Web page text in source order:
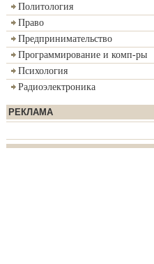
Политология
Право
Предпринимательство
Программирование и комп-ры
Психология
Радиоэлектроника
РЕКЛАМА